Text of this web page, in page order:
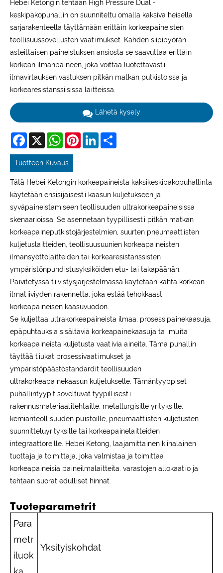
Hebei Ketongin tehtaan High Pressure Dual -
keskipakopuhallin on suunniteltu omalla kaksivaiheisella
sarjarakenteella täyttämään erittäin korkeapaineisten
teollisuussovellusten vaatimukset. Kahden siipipyörän
asteittaisen paineistuksen ansiosta se saavuttaa erittäin
korkean ilmanpaineen, joka voittaa luotettavasti
ilmavirtauksen vastuksen pitkän matkan putkistoissa ja
korkearesistanssiisissa laitteissa.
Lähetä kysely
Facebook
X WhatsAppPinterestLinkedIn
Tuotteen Kuvaus
Tätä Hebei Ketongin korkeapaineista kaksikeskipakopuhallinta
käytetään ensisijaisesti kaasun kuljetukseen ja
syväpaineistamiseen teollisuuden ultrakorkeapaineisissa
skenaarioissa. Se asennetaan tyypillisesti pitkän matkan
korkeapaineputkistojärjestelmien, suurten pneumaattisten
kuljetuslaitteiden, teollisuusuunien korkeapaineisten
ilmansyöttölaitteiden tai korkearesistanssisten
ympäristönpuhdistusyksiköiden etu- tai takapäähän.
Päivitetyssä tiivistysjärjestelmässä käytetään kahta korkean
ilmatiiviyden rakennetta, joka estää tehokkaasti
korkeapaineisen kaasuvuodon.
Se kuljettaa ultrakorkeapaineista ilmaa, prosessipainekaasuja,
epäpuhtauksia sisältäviä korkeapainekaasuja tai muita
korkeapaineista kuljetusta vaativia aineita. Tämä puhallin
täyttää tiukat prosessivaatimukset ja
ympäristöpäästöstandardit teollisuuden
ultrakorkeapainekaasun kuljetukselle. Tämäntyyppiset
puhallintyypit soveltuvat tyypillisesti
rakennusmateriaalitehtaille, metallurgisille yrityksille,
kemianteollisuuden puistoille, pneumaattisten kuljetusten
suunnitteluyrityksille tai korkeapainelaitteiden
integraattoreille. Hebei Ketong, laajamittainen kiinalainen
tuottaja ja toimittaja, joka valmistaa ja toimittaa
korkeapaineisia paineilmalaitteita. varastojen allokaatio ja
tehtaan suorat edulliset hinnat.
Tuoteparametrit
Para
metr
iluok
Yksityiskohdat